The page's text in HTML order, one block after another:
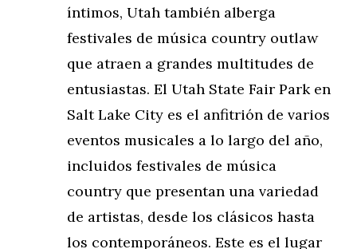
íntimos, Utah también alberga
festivales de música country outlaw
que atraen a grandes multitudes de
entusiastas. El Utah State Fair Park en
Salt Lake City es el anfitrión de varios
eventos musicales a lo largo del año,
incluidos festivales de música
country que presentan una variedad
de artistas, desde los clásicos hasta
los contemporáneos. Este es el lugar